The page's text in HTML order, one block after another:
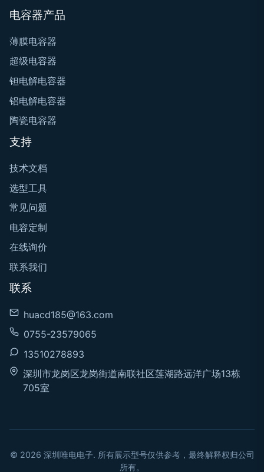
电容器产品
薄膜电容器
超级电容器
钽电解电容器
铝电解电容器
陶瓷电容器
支持
技术文档
选型工具
常见问题
电容定制
在线询价
联系我们
联系
huacd185@163.com
0755-23579065
13510278893
深圳市龙岗区龙岗街道南联社区莲湖路远洋广场13栋
705室
© 2026 深圳唯电电子. 所有展示型号仅供参考，最终解释权归公司
所有。